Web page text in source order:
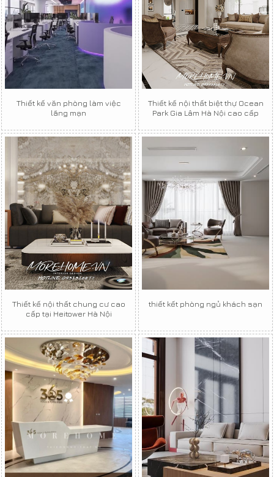
Thiết kế văn phòng làm việc
lãng mạn
Thiết kế nội thất biệt thự Ocean
Park Gia Lâm Hà Nội cao cấp
Thiết kế nội thất chung cư cao
cấp tại Heitower Hà Nội
thiết kết phòng ngủ khách sạn